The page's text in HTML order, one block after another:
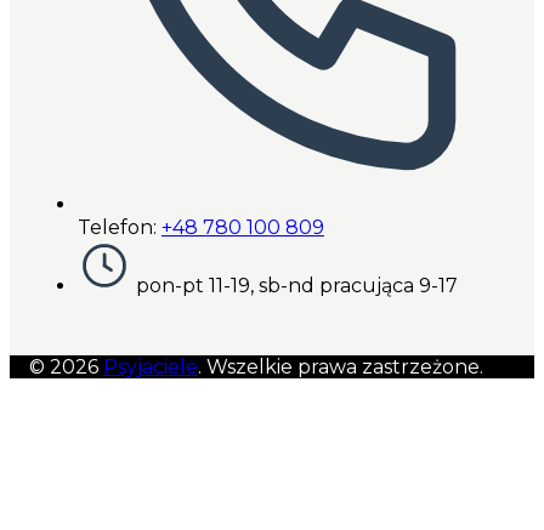
Telefon: +48 780 100 809
pon-pt 11-19, sb-nd pracująca 9-17
© 2026 Psyjaciele. Wszelkie prawa zastrzeżone.